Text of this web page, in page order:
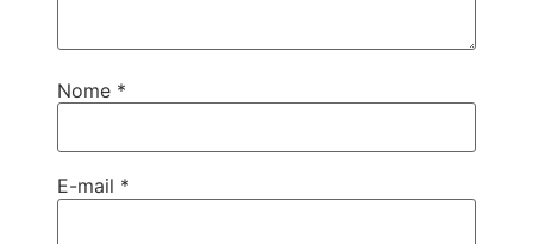
Nome *
E-mail *